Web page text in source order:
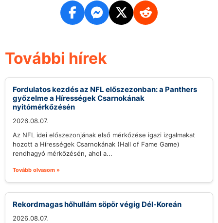
További hírek
Fordulatos kezdés az NFL előszezonban: a Panthers
győzelme a Hírességek Csarnokának
nyitómérkőzésén
2026.08.07.
Az NFL idei előszezonjának első mérkőzése igazi izgalmakat
hozott a Hírességek Csarnokának (Hall of Fame Game)
rendhagyó mérkőzésén, ahol a...
Tovább olvasom »
Rekordmagas hőhullám söpör végig Dél-Koreán
2026.08.07.